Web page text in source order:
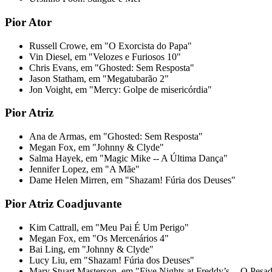
Pior Ator
Russell Crowe, em "O Exorcista do Papa"
Vin Diesel, em "Velozes e Furiosos 10"
Chris Evans, em "Ghosted: Sem Resposta"
Jason Statham, em "Megatubarão 2"
Jon Voight, em "Mercy: Golpe de misericórdia"
Pior Atriz
Ana de Armas, em "Ghosted: Sem Resposta"
Megan Fox, em "Johnny & Clyde"
Salma Hayek, em "Magic Mike -- A Última Dança"
Jennifer Lopez, em "A Mãe"
Dame Helen Mirren, em "Shazam! Fúria dos Deuses"
Pior Atriz Coadjuvante
Kim Cattrall, em "Meu Pai É Um Perigo"
Megan Fox, em "Os Mercenários 4"
Bai Ling, em "Johnny & Clyde"
Lucy Liu, em "Shazam! Fúria dos Deuses"